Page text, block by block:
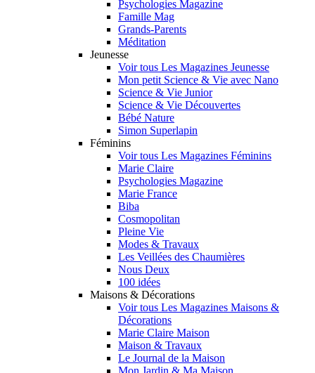
Psychologies Magazine
Famille Mag
Grands-Parents
Méditation
Jeunesse
Voir tous Les Magazines Jeunesse
Mon petit Science & Vie avec Nano
Science & Vie Junior
Science & Vie Découvertes
Bébé Nature
Simon Superlapin
Féminins
Voir tous Les Magazines Féminins
Marie Claire
Psychologies Magazine
Marie France
Biba
Cosmopolitan
Pleine Vie
Modes & Travaux
Les Veillées des Chaumières
Nous Deux
100 idées
Maisons & Décorations
Voir tous Les Magazines Maisons &
Décorations
Marie Claire Maison
Maison & Travaux
Le Journal de la Maison
Mon Jardin & Ma Maison